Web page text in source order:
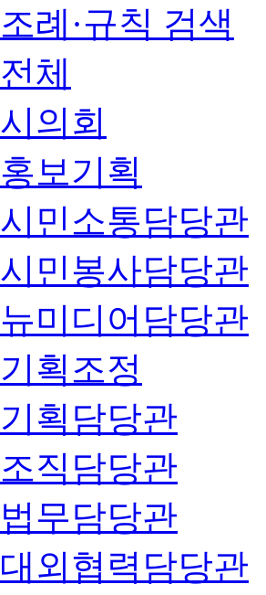
조례·규칙 검색
전체
시의회
홍보기획
시민소통담당관
시민봉사담당관
뉴미디어담당관
기획조정
기획담당관
조직담당관
법무담당관
대외협력담당관